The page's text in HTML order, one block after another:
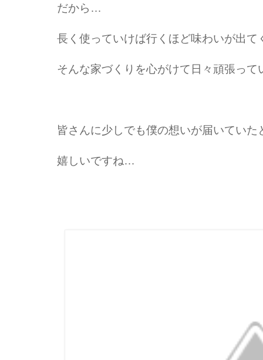
だから…
長く使っていけば行くほど味わいが出て
そんな家づくりを心がけて日々頑張って
皆さんに少しでも僕の想いが届いていた
嬉しいですね…